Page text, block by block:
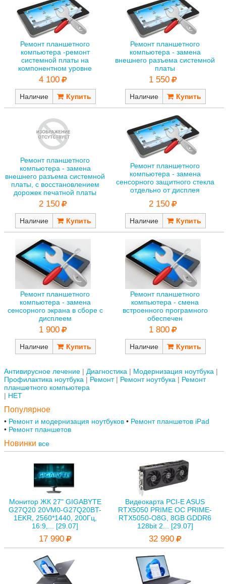
Ремонт планшетного
компьютера -ремонт
системной платы на
компонентном уровне
4 100
Наличие
Ремонт планшетного
компьютера - замена
внешнего разъема системной
платы
1 550
Наличие
Ремонт планшетного
компьютера - замена
внешнего разъема системной
платы, с восстановлением
дорожек печатной платы
2 150
Наличие
Ремонт планшетного
компьютера - замена
сенсорного защитного стекла
отдельно от дисплея
2 150
Наличие
Ремонт планшетного
компьютера - замена
сенсорного экрана в сборе с
дисплеем
1 900
Наличие
Ремонт планшетного
компьютера - смена
встроенного програмного
обеспечен
1 800
Наличие
Антивирусное лечение Диагностика
Модернизация ноутбука
Профилактика ноутбука
Ремонт Ремонт ноутбука
Ремонт
планшетного компьютера
НЕТ
Популярное
Ремонт и модернизация ноутбуков
Ремонт планшетов iPad
Ремонт планшетов
Новинки все
Монитор ЖК 27" GIGABYTE
G27Q20 20VM0-G27Q20BT-
1EKR, 2560*1440, 200Гц,
16:9,... [29.07]
17 990
Видеокарта PCI-E ASUS
RTX5050 PRIME OC PRIME-
RTX5050-O8G, 8GB GDDR6
128bit 2... [29.07]
32 990